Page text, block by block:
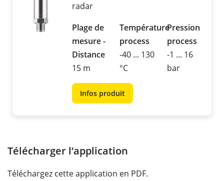
radar
Plage de
mesure -
Distance
15 m
Température
process
-40 ... 130
°C
Pression
process
-1 ... 16
bar
Infos produit
Télécharger l‘application
Téléchargez cette application en PDF.